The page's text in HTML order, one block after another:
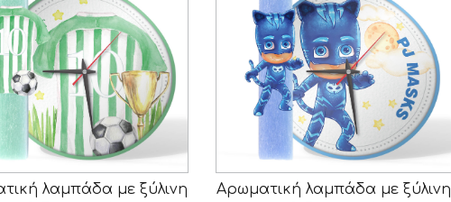
λαμπάδα με ξύλινη
Αρωματική λαμπάδα με ξύλινη